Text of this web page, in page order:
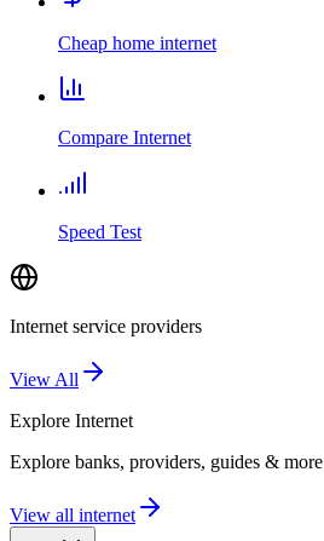
Cheap home internet
Compare Internet
Speed Test
Internet service providers
View All
Explore Internet
Explore banks, providers, guides & more
View all internet